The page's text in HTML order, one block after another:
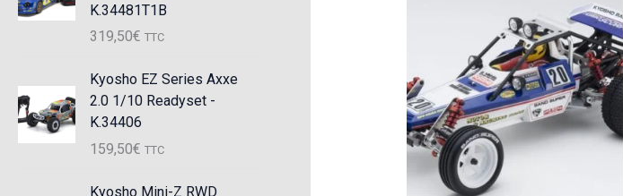
K.34481T1B
319,50€ TTC
Kyosho EZ Series Axxe
2.0 1/10 Readyset -
K.34406
159,50€ TTC
Kyosho Mini-Z RWD